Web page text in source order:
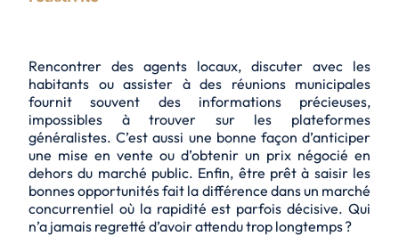
Rencontrer des agents locaux, discuter avec les
habitants ou assister à des réunions municipales
fournit souvent des informations précieuses,
impossibles à trouver sur les plateformes
généralistes. C’est aussi une bonne façon d’anticiper
une mise en vente ou d’obtenir un prix négocié en
dehors du marché public. Enfin, être prêt à saisir les
bonnes opportunités fait la différence dans un marché
concurrentiel où la rapidité est parfois décisive. Qui
n’a jamais regretté d’avoir attendu trop longtemps ?